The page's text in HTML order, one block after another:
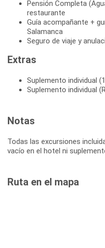
Pensión Completa
restaurante
Guía acompañante +
Salamanca
Seguro de viaje y
Extras
Suplemento individual
Suplemento individual
Notas
Todas las excursiones
vacío en el hotel ni
Ruta en el mapa